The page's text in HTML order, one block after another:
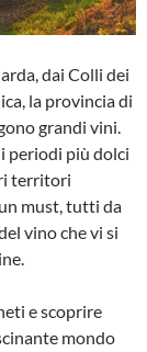
dai Colli dei
la provincia di
grandi vini.
i periodi più dolci
territori
must, tutti da
vino che vi si
e scoprire
mondo